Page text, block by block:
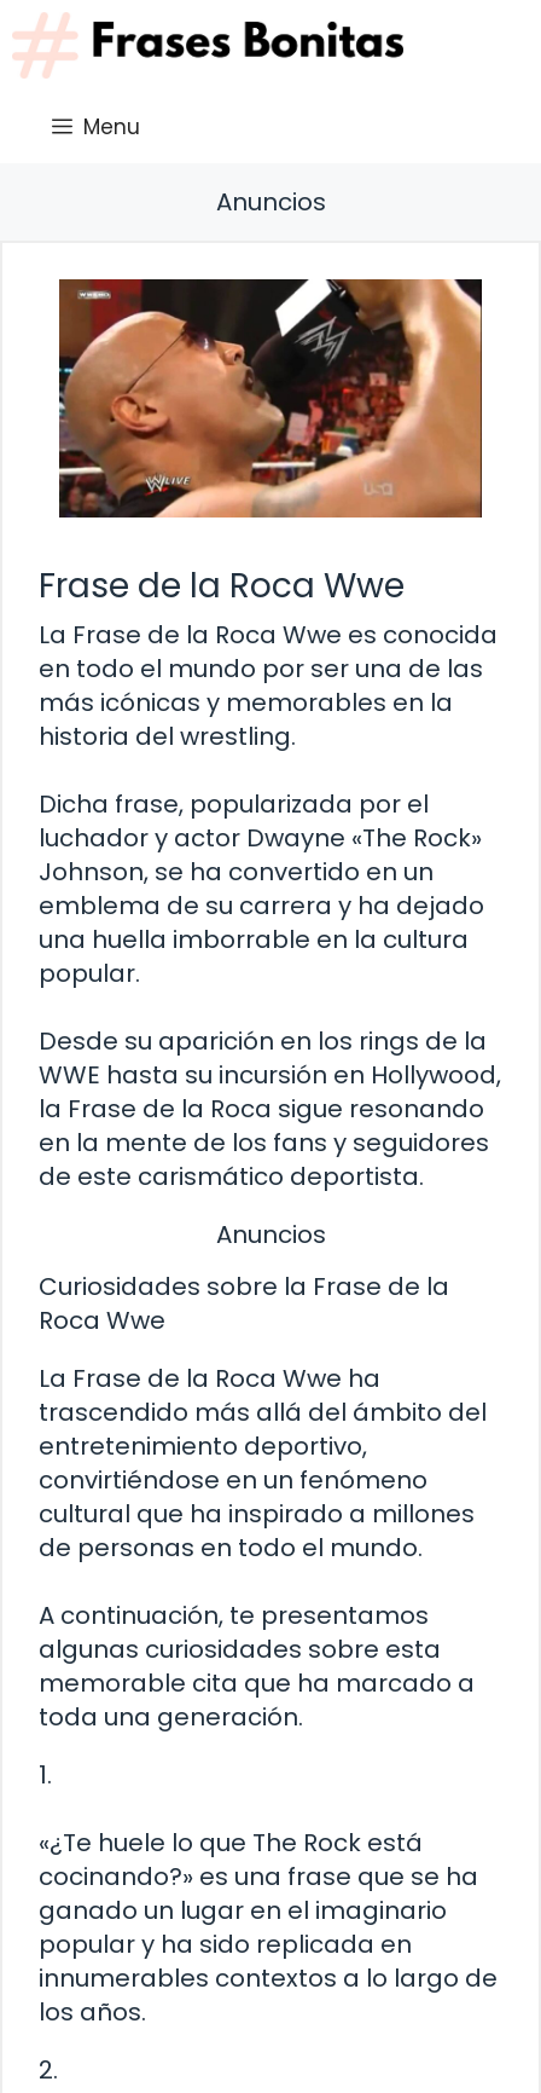
Saltar
al
contenido
Menu
Anuncios
Frase de la Roca Wwe
La Frase de la Roca Wwe es conocida
en todo el mundo por ser una de las
más icónicas y memorables en la
historia del wrestling.
Dicha frase, popularizada por el
luchador y actor Dwayne «The Rock»
Johnson, se ha convertido en un
emblema de su carrera y ha dejado
una huella imborrable en la cultura
popular.
Desde su aparición en los rings de la
WWE hasta su incursión en Hollywood,
la Frase de la Roca sigue resonando
en la mente de los fans y seguidores
de este carismático deportista.
Anuncios
Curiosidades sobre la Frase de la
Roca Wwe
La Frase de la Roca Wwe ha
trascendido más allá del ámbito del
entretenimiento deportivo,
convirtiéndose en un fenómeno
cultural que ha inspirado a millones
de personas en todo el mundo.
A continuación, te presentamos
algunas curiosidades sobre esta
memorable cita que ha marcado a
toda una generación.
1.
«¿Te huele lo que The Rock está
cocinando?» es una frase que se ha
ganado un lugar en el imaginario
popular y ha sido replicada en
innumerables contextos a lo largo de
los años.
2.